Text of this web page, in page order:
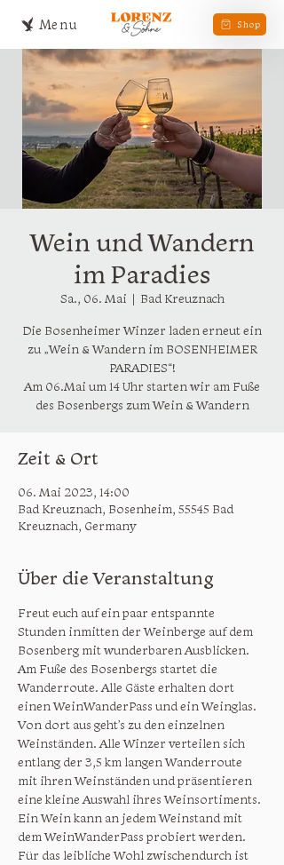
Menu Shop
Wein und Wandern
im Paradies
Sa., 06. Mai
  |
Bad Kreuznach
Die Bosenheimer Winzer laden erneut ein
zu „Wein & Wandern im BOSENHEIMER
PARADIES“!
Am 06.Mai um 14 Uhr starten wir am Fuße
des Bosenbergs zum Wein & Wandern
Zeit & Ort
06. Mai 2023, 14:00
Bad Kreuznach, Bosenheim, 55545 Bad
Kreuznach, Germany
Über die Veranstaltung
Freut euch auf ein paar entspannte
Stunden inmitten der Weinberge auf dem
Bosenberg mit wunderbaren Ausblicken.
Am Fuße des Bosenbergs startet die
Wanderroute. Alle Gäste erhalten dort
einen WeinWanderPass und ein Weinglas.
Von dort aus geht’s zu den einzelnen
Weinständen. Alle Winzer verteilen sich
entlang der 3,5 km langen Wanderroute
mit ihren Weinständen und präsentieren
eine kleine Auswahl ihres Weinsortiments.
Ein Wein kann an jedem Weinstand mit
dem WeinWanderPass probiert werden.
Für das leibliche Wohl zwischendurch ist